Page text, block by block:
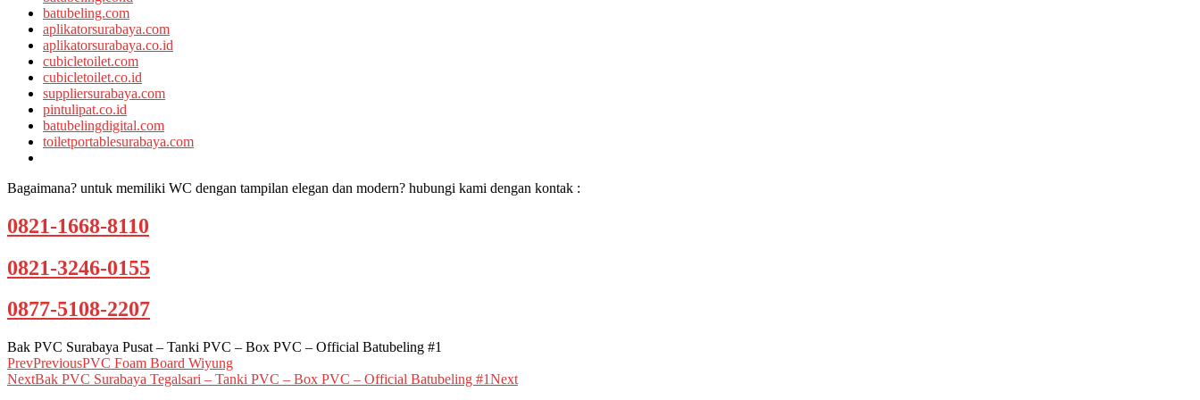
batubeling.com
aplikatorsurabaya.com
aplikatorsurabaya.co.id
cubicletoilet.com
cubicletoilet.co.id
suppliersurabaya.com
pintulipat.co.id
batubelingdigital.com
toiletportablesurabaya.com
Bagaimana? untuk memiliki WC dengan tampilan elegan dan modern? hubungi kami dengan kontak :
0821-1668-8110
0821-3246-0155
0877-5108-2207
Bak PVC Surabaya Pusat – Tanki PVC – Box PVC – Official Batubeling #1
PrevPreviousPVC Foam Board Wiyung
NextBak PVC Surabaya Tegalsari – Tanki PVC – Box PVC – Official Batubeling #1Next